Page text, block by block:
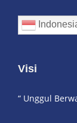
Visi
“ Unggul